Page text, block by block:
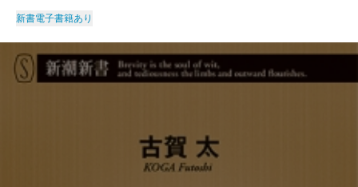
新書電子書籍あり